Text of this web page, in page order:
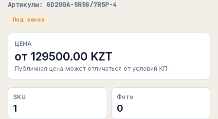
Артикулы: GD200A-5R5G/7R5P-4
Под заказ
ЦЕНА
от 129500.00 KZT
Публичная цена может отличаться от условий КП.
SKU
1
Фото
0